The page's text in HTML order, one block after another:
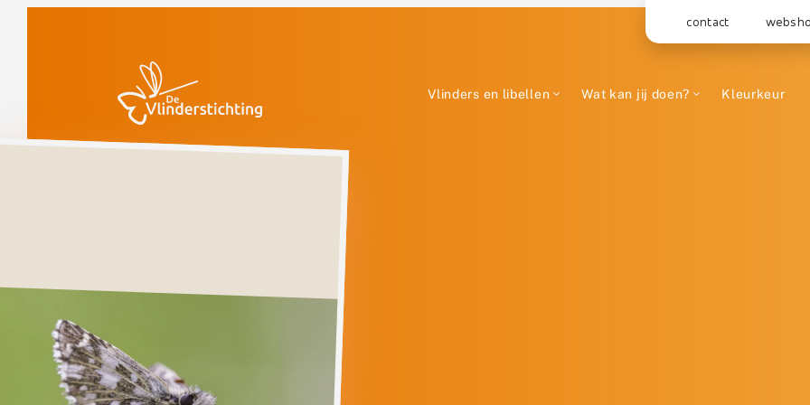
contact
Vlinders en libellen Wat kan jij doen? Kleurkeur
Aardbeivlinder
PYRGUS
MALVAE
Ga direct naar